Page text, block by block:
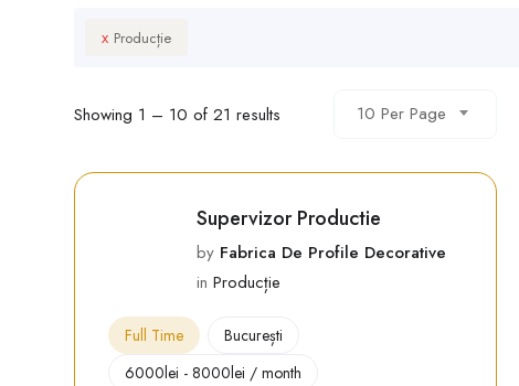
x Producție
Showing 1 – 10 of 21 results 10 Per Page
Supervizor Productie
by Fabrica De Profile Decorative
in Producție
Full Time
București
6000lei - 8000lei / month